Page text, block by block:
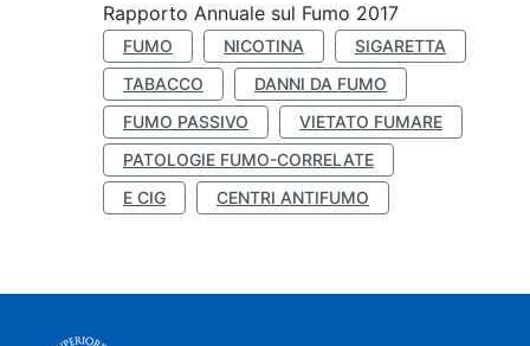
Rapporto Annuale sul Fumo 2017
FUMO NICOTINA
SIGARETTA
TABACCO
DANNI DA FUMO
FUMO PASSIVO
VIETATO FUMARE
PATOLOGIE FUMO-CORRELATE
E CIG
CENTRI ANTIFUMO